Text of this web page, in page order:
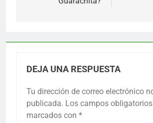
DEJA UNA RESPUESTA
Tu dirección de correo electrónico
publicada. Los campos
marcados con *